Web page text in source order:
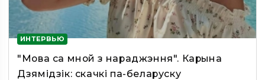
ИНТЕРВЬЮ
"Мова са мной з нараджэння". Карына
Дзямiдзiк: скачкi па-беларуску